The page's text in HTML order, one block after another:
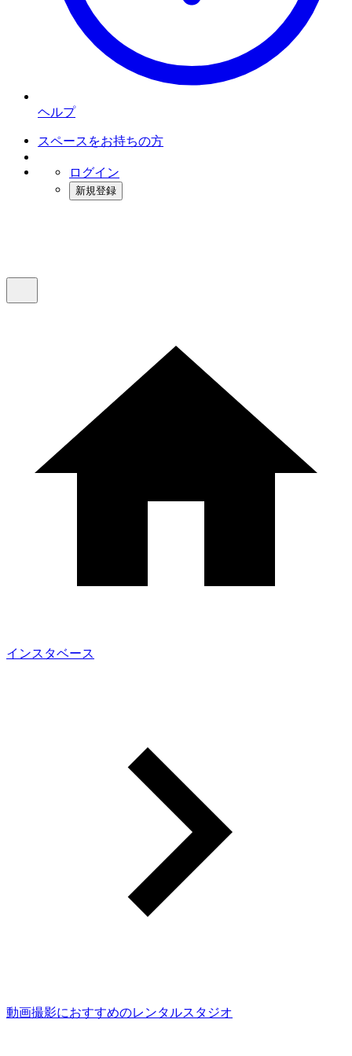
ヘルプ
スペースをお持ちの方
ログイン
新規登録
インスタベース
動画撮影におすすめのレンタルスタジオ